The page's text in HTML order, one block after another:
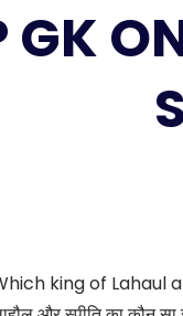
GK
king of Lahaul